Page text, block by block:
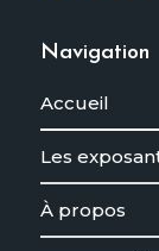
Navigation
Accueil
Les
À propos